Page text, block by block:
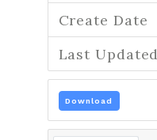
Create Date
Last Updated
Download